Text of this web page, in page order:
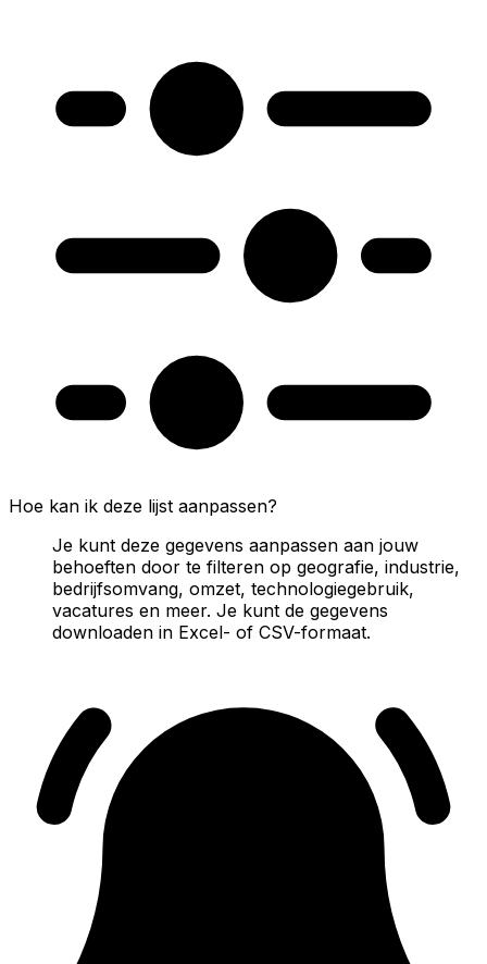
Hoe kan ik deze lijst aanpassen?
Je kunt deze gegevens aanpassen aan jouw
behoeften door te filteren op geografie, industrie,
bedrijfsomvang, omzet, technologiegebruik,
vacatures en meer. Je kunt de gegevens
downloaden in Excel- of CSV-formaat.